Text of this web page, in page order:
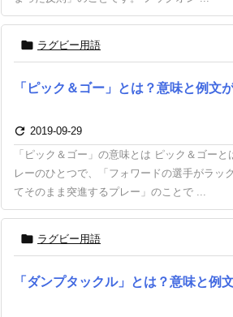
 ラグビー用語
「ピック＆ゴー」とは？意味と例文
 2019-09-29
「ピック＆ゴー」の意味とは ピック＆ゴー
レーのひとつで、「フォワードの選手がラッ
てそのまま突進するプレー」のことで ...
 ラグビー用語
「ダンプタックル」とは？意味と例